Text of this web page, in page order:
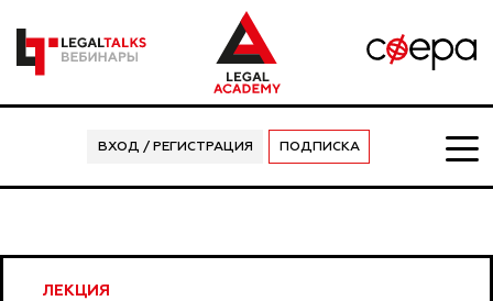
ВХОД / РЕГИСТРАЦИЯ ПОДПИСКА
ЛЕКЦИЯ